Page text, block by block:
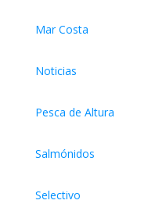
Mar Costa
Noticias
Pesca de Altura
Salmónidos
Selectivo